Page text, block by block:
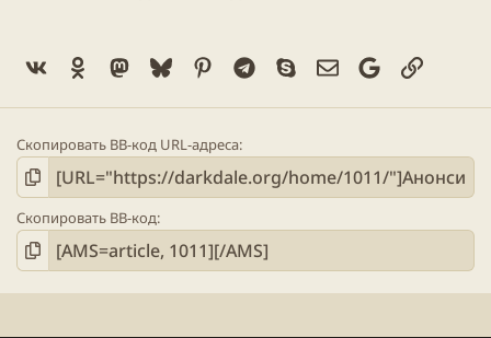
Vk Ok Mastodon
BlueskyPinterestTelegram
SkypeЭлектронная
GoogleСсылка
Скопировать BB-код URL-адреса
Скопировать BB-код